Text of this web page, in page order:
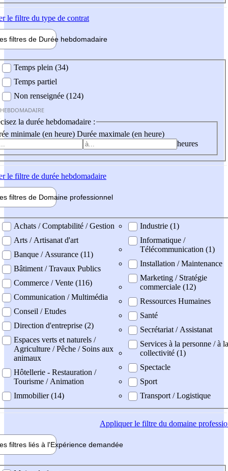
le filtre du type de contrat
filtres de Durée hebdomadaire
Temps plein (34)
Temps partiel
Non renseignée (124)
la durée hebdomadaire :
minimale (en heure) Durée maximale (en heure)
heures
le filtre de durée hebdomadaire
filtres de Domaine professionnel
professionel
Achats / Comptabilité / Gestion
Arts / Artisanat d'art
Banque / Assurance (11)
Bâtiment / Travaux Publics
Commerce / Vente (116)
Communication / Multimédia
Conseil / Etudes
Direction d'entreprise (2)
Espaces verts et naturels /
Agriculture / Pêche / Soins aux
animaux
Hôtellerie - Restauration /
Tourisme / Animation
Immobilier (14)
Industrie (1)
Informatique /
Télécommunication (1)
Installation / Maintenance
Marketing / Stratégie
commerciale (12)
Ressources Humaines
Santé
Secrétariat / Assistanat
Services à la personne / à la
collectivité (1)
Spectacle
Sport
Transport / Logistique
Appliquerle filtre du domaine
filtres liés à l'Expérience demandée